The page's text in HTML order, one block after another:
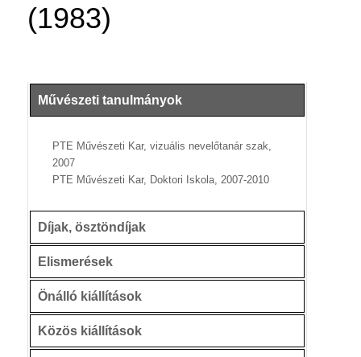
(1983)
Művészeti tanulmányok
PTE Művészeti Kar, vizuális nevelőtanár szak,
2007
PTE Művészeti Kar, Doktori Iskola, 2007-2010
Díjak, ösztöndíjak
Elismerések
Önálló kiállítások
Közös kiállítások